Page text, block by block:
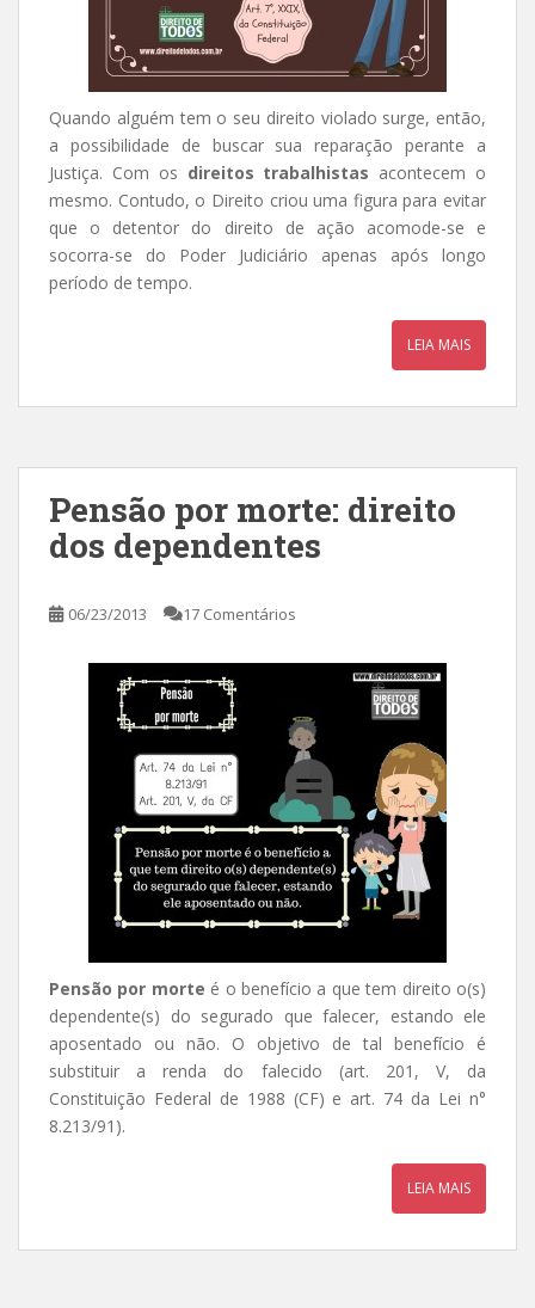
Quando alguém tem o seu direito violado surge, então,
a possibilidade de buscar sua reparação perante a
Justiça. Com os direitos trabalhistas acontecem o
mesmo. Contudo, o Direito criou uma figura para evitar
que o detentor do direito de ação acomode-se e
socorra-se do Poder Judiciário apenas após longo
período de tempo.
LEIA MAIS
Pensão por morte: direito
dos dependentes
06/23/2013 17 Comentários
Pensão por morte é o benefício a que tem direito o(s)
dependente(s) do segurado que falecer, estando ele
aposentado ou não. O objetivo de tal benefício é
substituir a renda do falecido (art. 201, V, da
Constituição Federal de 1988 (CF) e art. 74 da Lei n°
8.213/91).
LEIA MAIS